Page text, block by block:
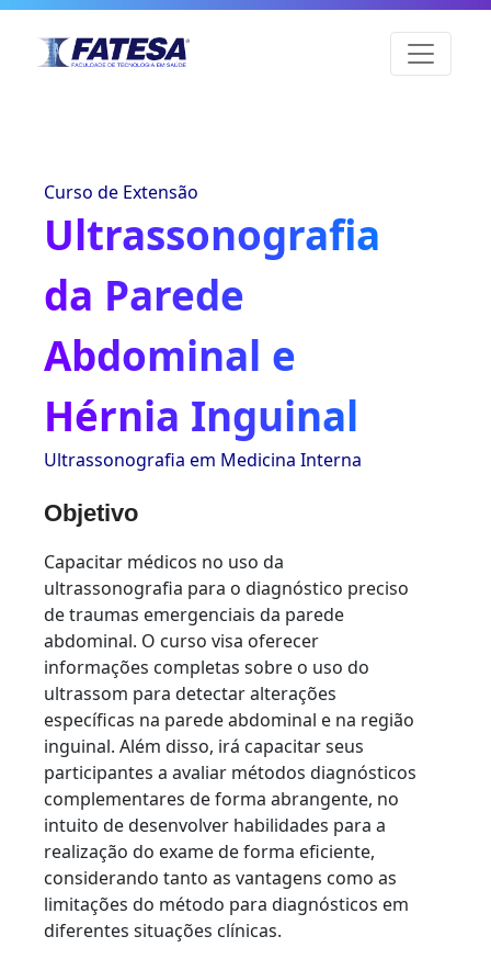
Curso de Extensão
Ultrassonografia
da Parede
Abdominal e
Hérnia Inguinal
Ultrassonografia em Medicina Interna
Objetivo
Capacitar médicos no uso da
ultrassonografia para o diagnóstico preciso
de traumas emergenciais da parede
abdominal. O curso visa oferecer
informações completas sobre o uso do
ultrassom para detectar alterações
específicas na parede abdominal e na região
inguinal. Além disso, irá capacitar seus
participantes a avaliar métodos diagnósticos
complementares de forma abrangente, no
intuito de desenvolver habilidades para a
realização do exame de forma eficiente,
considerando tanto as vantagens como as
limitações do método para diagnósticos em
diferentes situações clínicas.